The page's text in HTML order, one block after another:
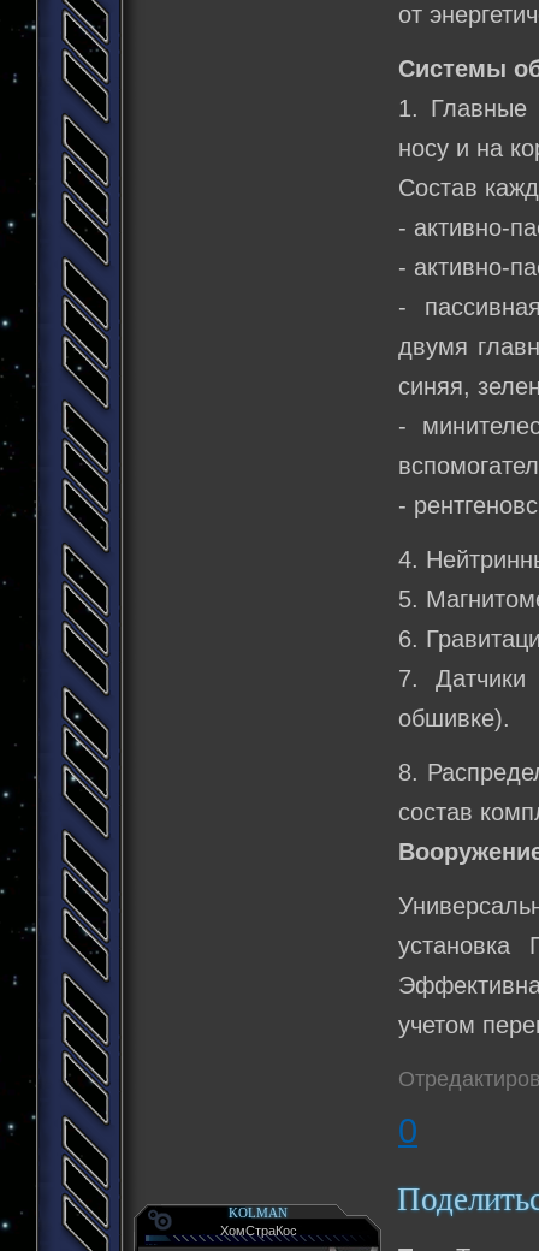
от
Системы
1. Главные
носу и на
Состав
- активно-
- активно-
-
двумя
синяя,
-
-
4.
5.
6.
7. Датчики
обшивке).
8.
состав
учетом
0
KOLMAN
ХомСтраКос